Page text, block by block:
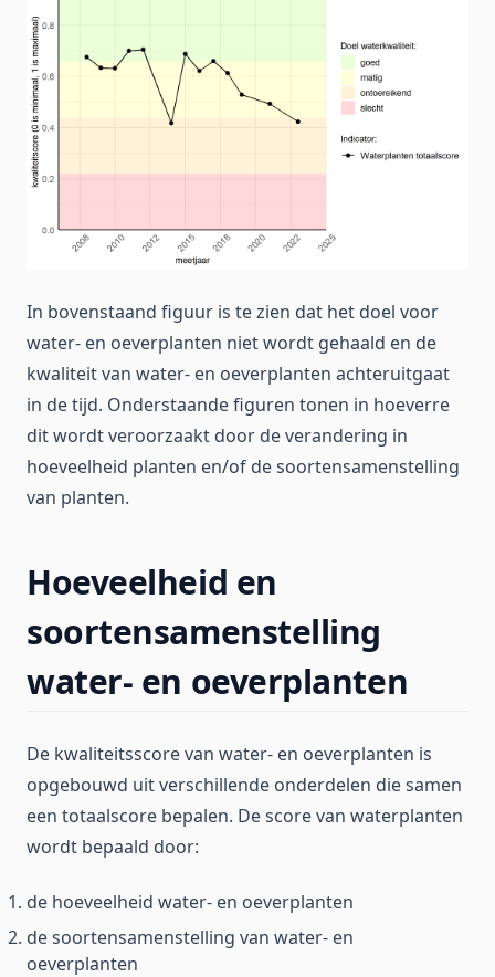
In bovenstaand figuur is te zien dat het doel voor
water- en oeverplanten niet wordt gehaald en de
kwaliteit van water- en oeverplanten achteruitgaat
in de tijd. Onderstaande figuren tonen in hoeverre
dit wordt veroorzaakt door de verandering in
hoeveelheid planten en/of de soortensamenstelling
van planten.
Hoeveelheid en
soortensamenstelling
water- en oeverplanten
De kwaliteitsscore van water- en oeverplanten is
opgebouwd uit verschillende onderdelen die samen
een totaalscore bepalen. De score van waterplanten
wordt bepaald door:
de hoeveelheid water- en oeverplanten
de soortensamenstelling van water- en
oeverplanten